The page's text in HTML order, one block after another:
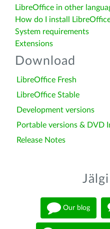
LibreOffice in other
How do I install
System requirements
Extensions
Download
LibreOffice Fresh
LibreOffice Stable
Development versions
Portable versions & DVD
Release Notes
Our blog